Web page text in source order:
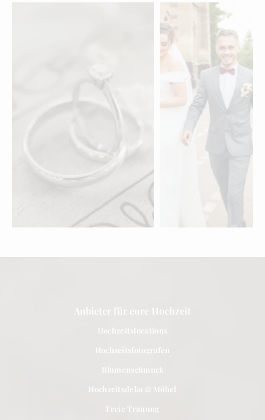
Anbieter für eure Hochzeit
Hochzeitslocations
Hochzeitsfotografen
Blumenschmuck
Hochzeitsdeko & Möbel
Freie Trauung